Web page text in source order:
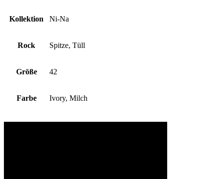
Kollektion Ni-Na
Rock Spitze, Tüll
Größe 42
Farbe Ivory, Milch